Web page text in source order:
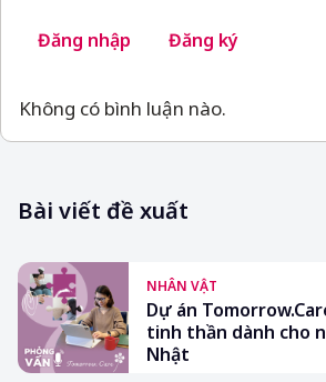
Đăng nhập Đăng ký
Không có bình luận nào.
Bài viết đề xuất
NHÂN VẬT
Dự án
tinh thần dành cho
Nhật